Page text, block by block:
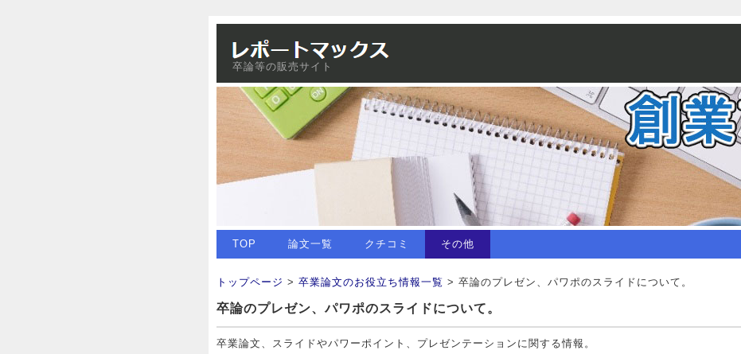
卒論等の販売サイト
TOP 論文一覧 クチコミ その他
トップページ > 卒業論文のお役立ち情報一覧 > 卒論のプレゼン、パワポのスライドについて。
卒論のプレゼン、パワポのスライドについて。
卒業論文、スライドやパワーポイント、プレゼンテーションに関する情報。